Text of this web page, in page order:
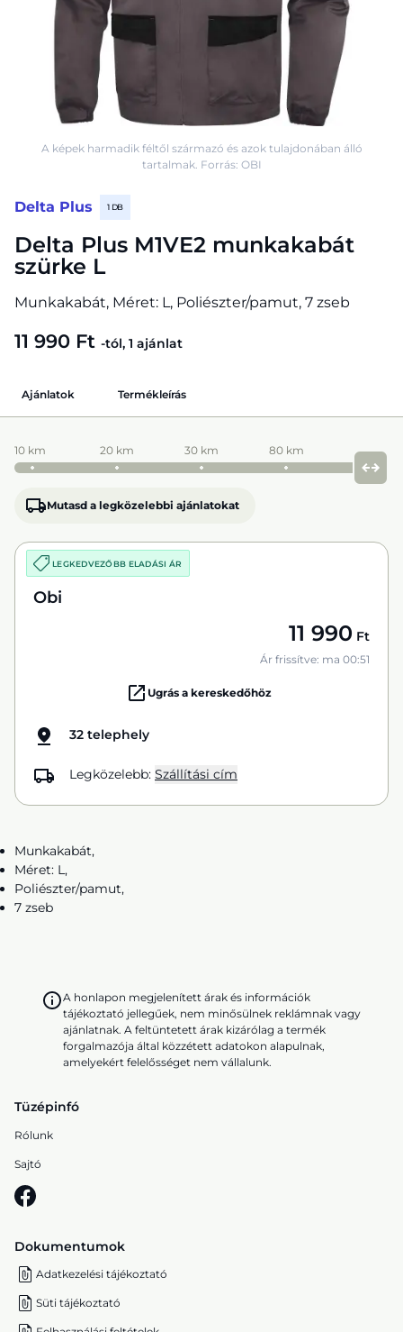
Delta Plus 1 DB
Delta Plus M1VE2 munkakabát
szürke L
Munkakabát, Méret: L, Poliészter/pamut, 7 zseb
11 990 Ft -tól, 1 ajánlat
A képek harmadik féltől származó és azok tulajdonában álló
tartalmak. Forrás: OBI
Ajánlatok Termékleírás
10 km 20 km 30 km 80 km
Mutasd a legközelebbi ajánlatokat
LEGKEDVEZŐBB ELADÁSI ÁR
Obi
11 990 Ft
Ár frissítve: ma 00:51
Ugrás a kereskedőhöz
32 telephely
Legközelebb: Szállítási cím
Munkakabát,
Méret: L,
Poliészter/pamut,
7 zseb
A honlapon megjelenített árak és információk
tájékoztató jellegűek, nem minősülnek reklámnak vagy
ajánlatnak. A feltüntetett árak kizárólag a termék
forgalmazója által közzétett adatokon alapulnak,
amelyekért felelősséget nem vállalunk.
Tüzépinfó
Rólunk
Sajtó
Dokumentumok
Adatkezelési tájékoztató
Süti tájékoztató